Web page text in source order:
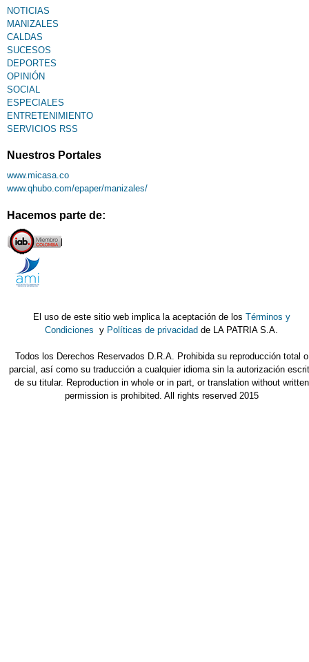
NOTICIAS
MANIZALES
CALDAS
SUCESOS
DEPORTES
OPINIÓN
SOCIAL
ESPECIALES
ENTRETENIMIENTO
SERVICIOS RSS
Nuestros Portales
www.micasa.co
www.qhubo.com/epaper/manizales/
Hacemos parte de:
El uso de este sitio web implica la aceptación de los Términos y
Condiciones y Políticas de privacidad de LA PATRIA S.A.
Todos los Derechos Reservados D.R.A. Prohibida su reproducción total o
parcial, así como su traducción a cualquier idioma sin la autorización
de su titular. Reproduction in whole or in part, or translation without written
permission is prohibited. All rights reserved 2015